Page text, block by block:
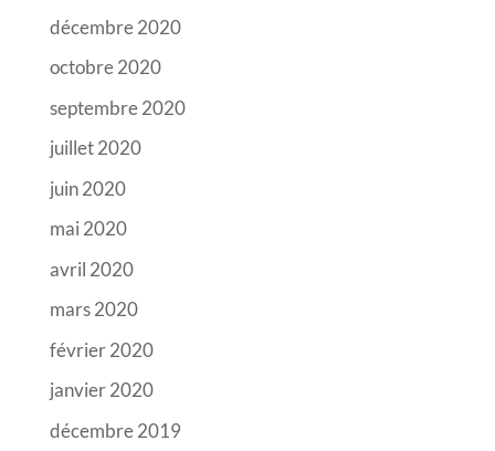
décembre 2020
octobre 2020
septembre 2020
juillet 2020
juin 2020
mai 2020
avril 2020
mars 2020
février 2020
janvier 2020
décembre 2019